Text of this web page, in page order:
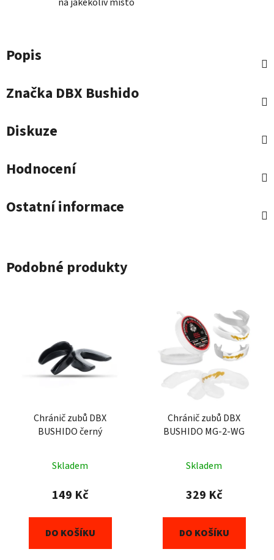
Popis
Značka DBX Bushido
Diskuze
Hodnocení
Ostatní informace
Podobné produkty
Chránič zubů DBX
BUSHIDO černý
Skladem
149 Kč
DO KOŠÍKU
Chránič zubů DBX
BUSHIDO MG-2-WG
Skladem
329 Kč
DO KOŠÍKU